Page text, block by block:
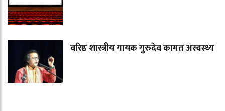
वरिष्ठ शास्त्रीय गायक गुरुदेव कामत अस्वस्थ्य